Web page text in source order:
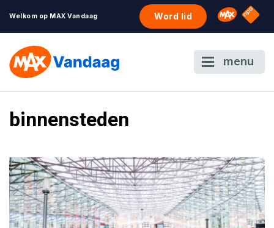
Welkom op MAX Vandaag Word lid Omroep
NPO
menu
binnensteden